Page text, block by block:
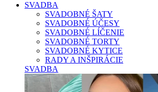
SVADBA
SVADOBNÉ ŠATY
SVADOBNÉ ÚČESY
SVADOBNÉ LÍČENIE
SVADOBNÉ TORTY
SVADOBNÉ KYTICE
RADY A INŠPIRÁCIE
SVADBA